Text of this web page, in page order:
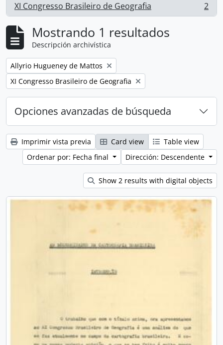
XI Congresso Brasileiro de Geografia
, 2 resultados 2
Mostrando 1 resultados
Descripción archivística
Remove filter:
Allyrio Hugueney de Mattos
Remove filter:
XI Congresso Brasileiro de Geografia
Opciones avanzadas de búsqueda
Imprimir vista previa Card view
Table view
Ordenar por: Fecha final
Dirección: Descendente
Show 2 results with digital objects